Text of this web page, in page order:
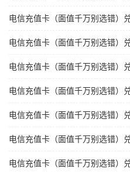
电信充值卡（面值千万别选错）
电信充值卡（面值千万别选错）
电信充值卡（面值千万别选错）
电信充值卡（面值千万别选错）
电信充值卡（面值千万别选错）
电信充值卡（面值千万别选错）
电信充值卡（面值千万别选错）